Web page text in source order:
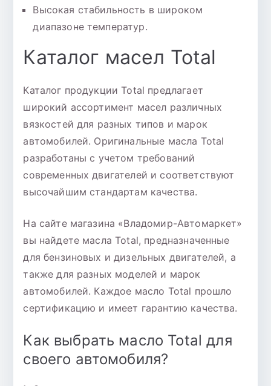
Высокая стабильность в широком
диапазоне температур.
Каталог масел Total
Каталог продукции Total предлагает
широкий ассортимент масел различных
вязкостей для разных типов и марок
автомобилей. Оригинальные масла Total
разработаны с учетом требований
современных двигателей и соответствуют
высочайшим стандартам качества.
На сайте магазина «Владомир-Автомаркет»
вы найдете масла Total, предназначенные
для бензиновых и дизельных двигателей, а
также для разных моделей и марок
автомобилей. Каждое масло Total прошло
сертификацию и имеет гарантию качества.
Как выбрать масло Total для
своего автомобиля?